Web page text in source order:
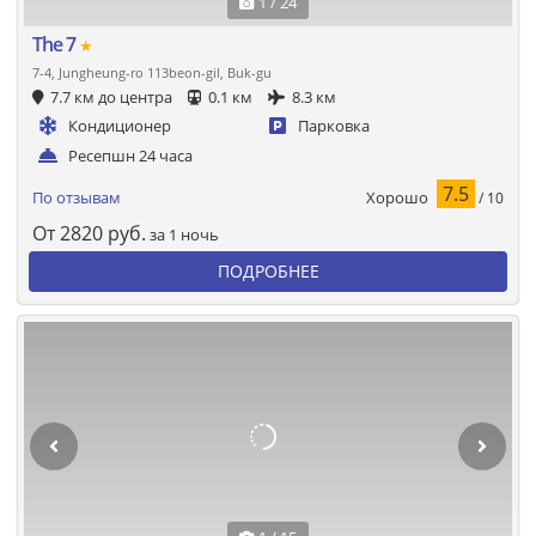
The 7★
7-4, Jungheung-ro 113beon-gil, Buk-gu
7.7 км до центра 0.1 км
8.3 км
Кондиционер
Парковка
Ресепшн 24 часа
По отзывам Хорошо 7.5 / 10
От2820 руб. за 1 ночь
ПОДРОБНЕЕ